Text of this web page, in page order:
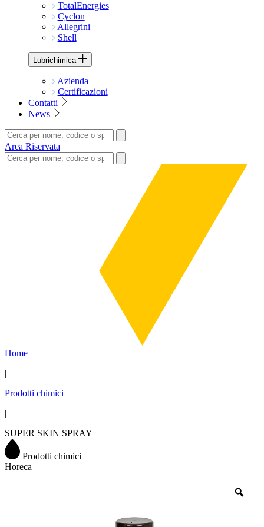
TotalEnergies
Cyclon
Allegrini
Shell
Lubrichimica
Azienda
Certificazioni
Contatti
News
Area Riservata
Home
|
Prodotti chimici
|
SUPER SKIN SPRAY
Prodotti chimici
Horeca